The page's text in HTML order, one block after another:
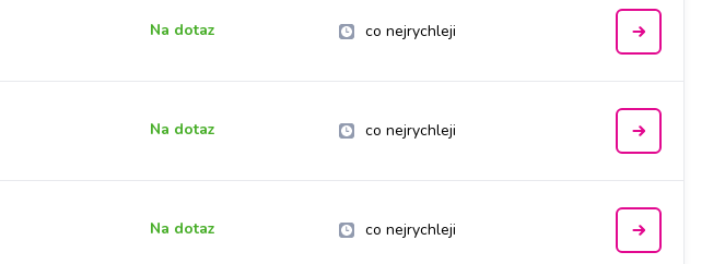
Na dotaz co nejrychleji
Na dotaz co nejrychleji
Na dotaz co nejrychleji